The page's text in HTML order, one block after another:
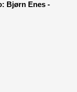
Bjørn Enes -